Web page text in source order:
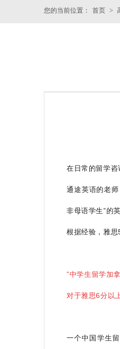
您的当前位置： 首页 >
在日常的留学咨
通途英语的老
非母语学生”的
根据经验，雅思
”中学生留学加
对于雅思6分以
一个中国学生